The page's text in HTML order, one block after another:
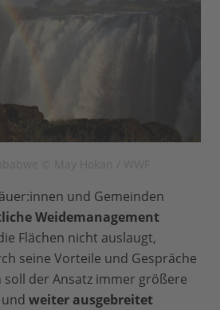
und Gemeinden
Weidemanagement
Flächen nicht auslaugt,
seine Vorteile und Gespräche
der Ansatz immer größere
weiter ausgebreitet